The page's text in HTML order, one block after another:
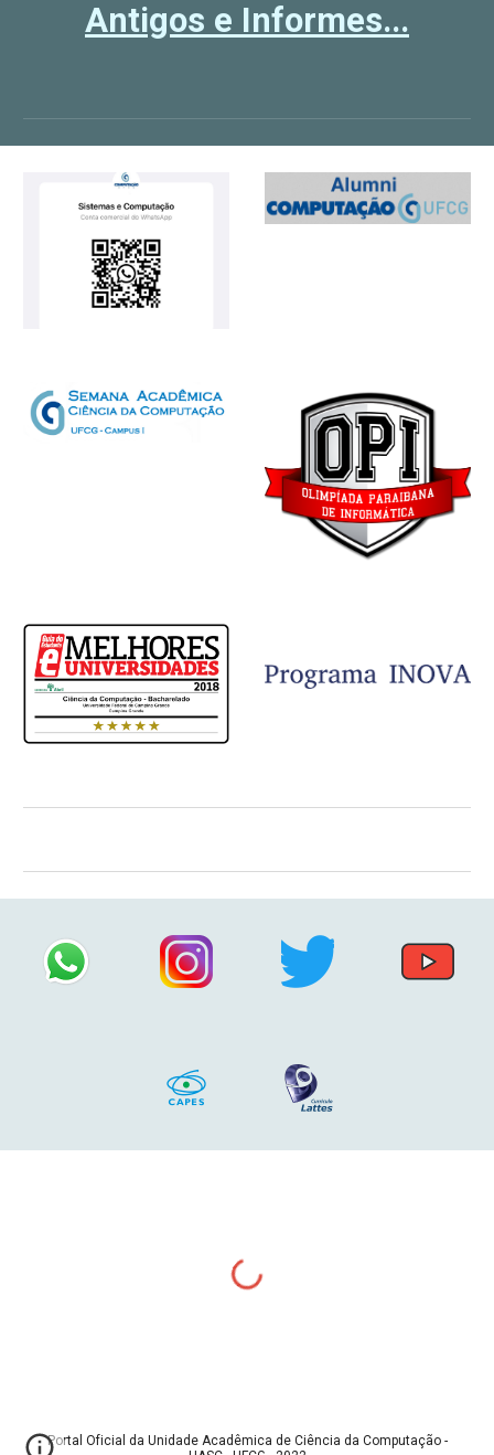
Antigos e Informes...
Portal Oficial da Unidade Acadêmica de Ciência da Computação -